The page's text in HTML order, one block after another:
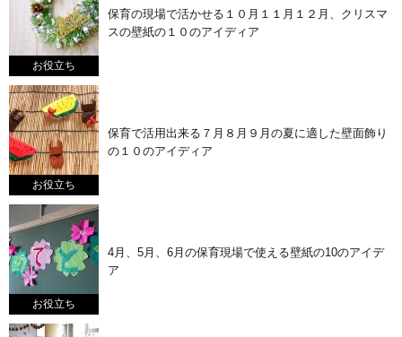
お役立ち
保育の現場で活かせる１０月１１月１２月、クリスマ
スの壁紙の１０のアイディア
お役立ち
保育で活用出来る７月８月９月の夏に適した壁面飾り
の１０のアイディア
お役立ち
4月、5月、6月の保育現場で使える壁紙の10のアイデ
ア